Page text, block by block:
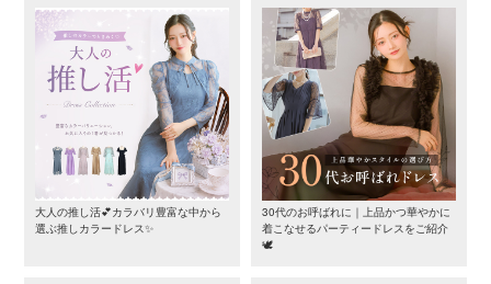
大人の推し活💕カラバリ豊富な中から
選ぶ推しカラードレス✨
30代のお呼ばれに｜上品かつ華やかに
着こなせるパーティードレスをご紹介
🕊️